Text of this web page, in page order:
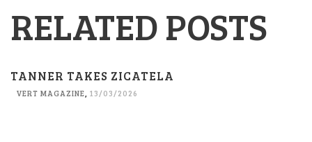
RELATED POSTS
TANNER TAKES ZICATELA
VERT MAGAZINE 13/03/2026